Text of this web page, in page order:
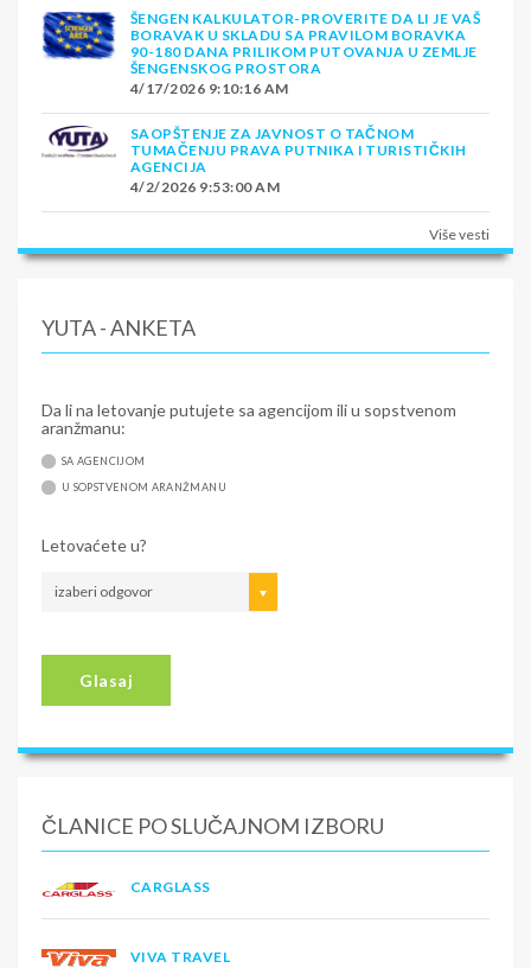
čuveno po karakterističnim, intenzivno obojenim
ribarskim brodićima, danas živopisno i užurbano
turističko mesto sa dugim plažama, odličnim ribljim
restoranima i pijacama. Povratak u Lisabon. Noćenje.
Dan 6 LISABON – MINHEN – BEOGRADTransfer na
aerodrom. Poletanje za Minhen u 06:15 (let LH 1781).
Dolazak u Minhen u 10:15 sati. Nastavak putovanja za
Beograd u 10:55 (let LH 1734). Dolazak u Beograd u
NAPOMENE O CENI
U CENU JE UKLJUČENO
ŠENGEN KALKULATOR-PROVERITE DA LI JE VAŠ
BORAVAK U SKLADU SA PRAVILOM BORAVKA
90-180 DANA PRILIKOM PUTOVANJA U ZEMLJE
ŠENGENSKOG PROSTORA
4/17/2026 9:10:16 AM
SAOPŠTENJE ZA JAVNOST O TAČNOM
TUMAČENJU PRAVA PUTNIKA I TURISTIČKIH
AGENCIJA
4/2/2026 9:53:00 AM
Više vesti
YUTA - ANKETA
Da li na letovanje putujete sa agencijom ili u sopstvenom
aranžmanu:
SA AGENCIJOM
U SOPSTVENOM ARANŽMANU
Letovaćete u?
izaberi odgovor
Glasaj
ČLANICE PO SLUČAJNOM IZBORU
CARGLASS
VIVA TRAVEL